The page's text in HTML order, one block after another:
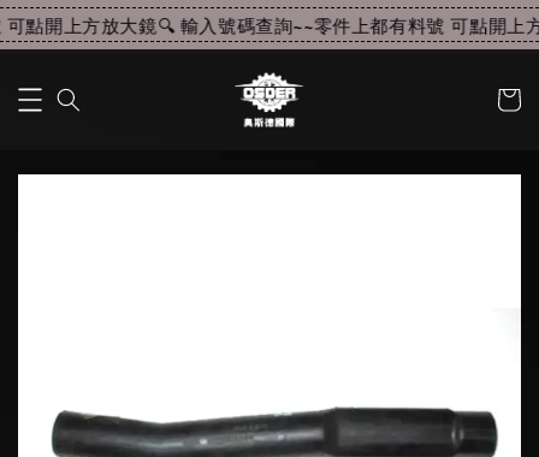
點開上方放大鏡🔍 輸入號碼查詢~~零件上都有料號 可點開上